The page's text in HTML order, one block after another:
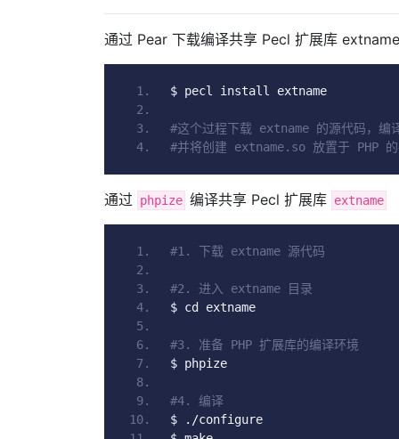
通过 Pear 下载编译共享 Pecl 扩展库 extname
$ pecl install extname
#这个过程下载 extname 的源代码，编译
#并将创建 extname.so 放置于 PHP 的
通过 phpize 编译共享 Pecl 扩展库 extname
#1. 下载 extname 源代码
#2. 进入 extname 目录
$ cd extname
#3. 准备 PHP 扩展库的编译环境
$ phpize
#4. 编译
$
./configure